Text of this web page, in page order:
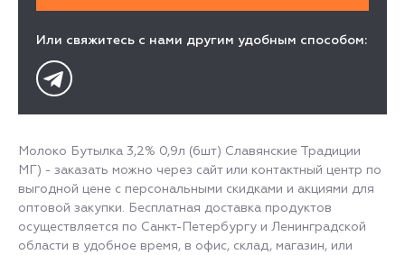
Или свяжитесь с нами другим удобным способом:
Молоко Бутылка 3,2% 0,9л (6шт) Славянские Традиции
МГ) - заказать можно через сайт или контактный центр по
выгодной цене с персональными скидками и акциями для
оптовой закупки. Бесплатная доставка продуктов
осуществляется по Санкт-Петербургу и Ленинградской
области в удобное время, в офис, склад, магазин, или